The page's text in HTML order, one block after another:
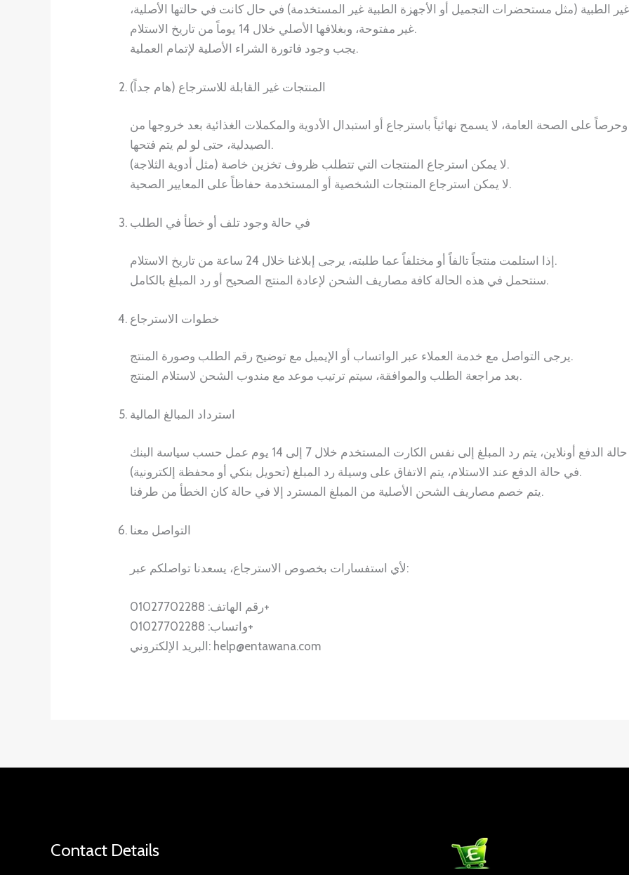
الطبية (مثل مستحضرات التجميل أو الأجهزة الطبية غير المستخدمة) في حال كانت في حالتها الأصلية،
غير مفتوحة، وبغلافها الأصلي خلال 14 يوماً من تاريخ الاستلام.
يجب وجود فاتورة الشراء الأصلية لإتمام العملية.
المنتجات غير القابلة للاسترجاع (هام جداً)
على الصحة العامة، لا يسمح نهائياً باسترجاع أو استبدال الأدوية والمكملات الغذائية بعد خروجها من
الصيدلية، حتى لو لم يتم فتحها.
لا يمكن استرجاع المنتجات التي تتطلب ظروف تخزين خاصة (مثل أدوية الثلاجة).
لا يمكن استرجاع المنتجات الشخصية أو المستخدمة حفاظاً على المعايير الصحية.
في حالة وجود تلف أو خطأ في الطلب
إذا استلمت منتجاً تالفاً أو مختلفاً عما طلبته، يرجى إبلاغنا خلال 24 ساعة من تاريخ الاستلام.
سنتحمل في هذه الحالة كافة مصاريف الشحن لإعادة المنتج الصحيح أو رد المبلغ بالكامل.
خطوات الاسترجاع
يرجى التواصل مع خدمة العملاء عبر الواتساب أو الإيميل مع توضيح رقم الطلب وصورة المنتج.
بعد مراجعة الطلب والموافقة، سيتم ترتيب موعد مع مندوب الشحن لاستلام المنتج.
استرداد المبالغ المالية
في حالة الدفع عند الاستلام، يتم الاتفاق على وسيلة رد المبلغ (تحويل بنكي أو محفظة إلكترونية).
يتم خصم مصاريف الشحن الأصلية من المبلغ المسترد إلا في حالة كان الخطأ من طرفنا.
التواصل معنا
لأي استفسارات بخصوص الاسترجاع، يسعدنا تواصلكم عبر:
رقم الهاتف: 01027702288+
واتساب: 01027702288+
البريد الإلكتروني: help@entawana.com
Contact Details